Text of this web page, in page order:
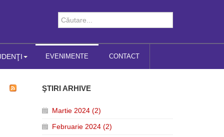
EVENIMENTE CONTACT
ŞTIRI ARHIVE
Martie 2024 (2)
Februarie 2024 (2)